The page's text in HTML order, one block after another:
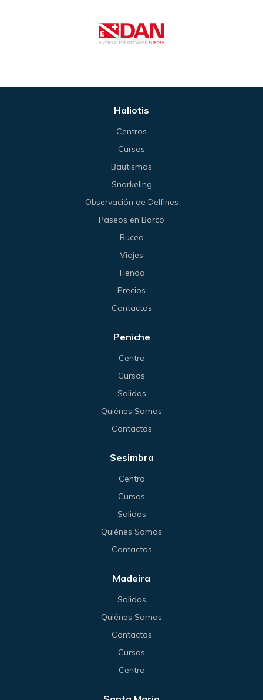
Haliotis
Centros
Cursos
Bautismos
Snorkeling
Observación de Delfines
Paseos en Barco
Buceo
Viajes
Tienda
Precios
Contactos
Peniche
Centro
Cursos
Salidas
Quiénes Somos
Contactos
Sesimbra
Centro
Cursos
Salidas
Quiénes Somos
Contactos
Madeira
Salidas
Quiénes Somos
Contactos
Cursos
Centro